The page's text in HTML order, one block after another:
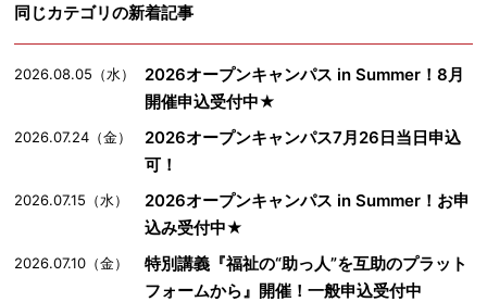
同じカテゴリの新着記事
2026.08.05（水）
2026オープンキャンパス in Summer！8月
開催申込受付中★
2026.07.24（金）
2026オープンキャンパス7月26日当日申込
可！
2026.07.15（水）
2026オープンキャンパス in Summer！お申
込み受付中★
2026.07.10（金）
特別講義『福祉の“助っ人”を互助のプラット
フォームから』開催！一般申込受付中